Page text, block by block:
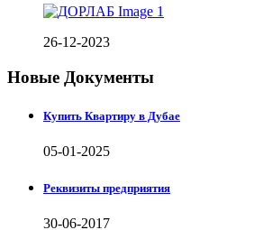
26-12-2023
Новые Документы
Купить Квартиру в Дубае
05-01-2025
Реквизиты предприятия
30-06-2017